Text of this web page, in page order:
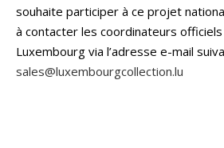
souhaite participer à ce projet
à contacter les coordinateurs
Luxembourg via l’adresse e-mail
sales@luxembourgcollection.lu